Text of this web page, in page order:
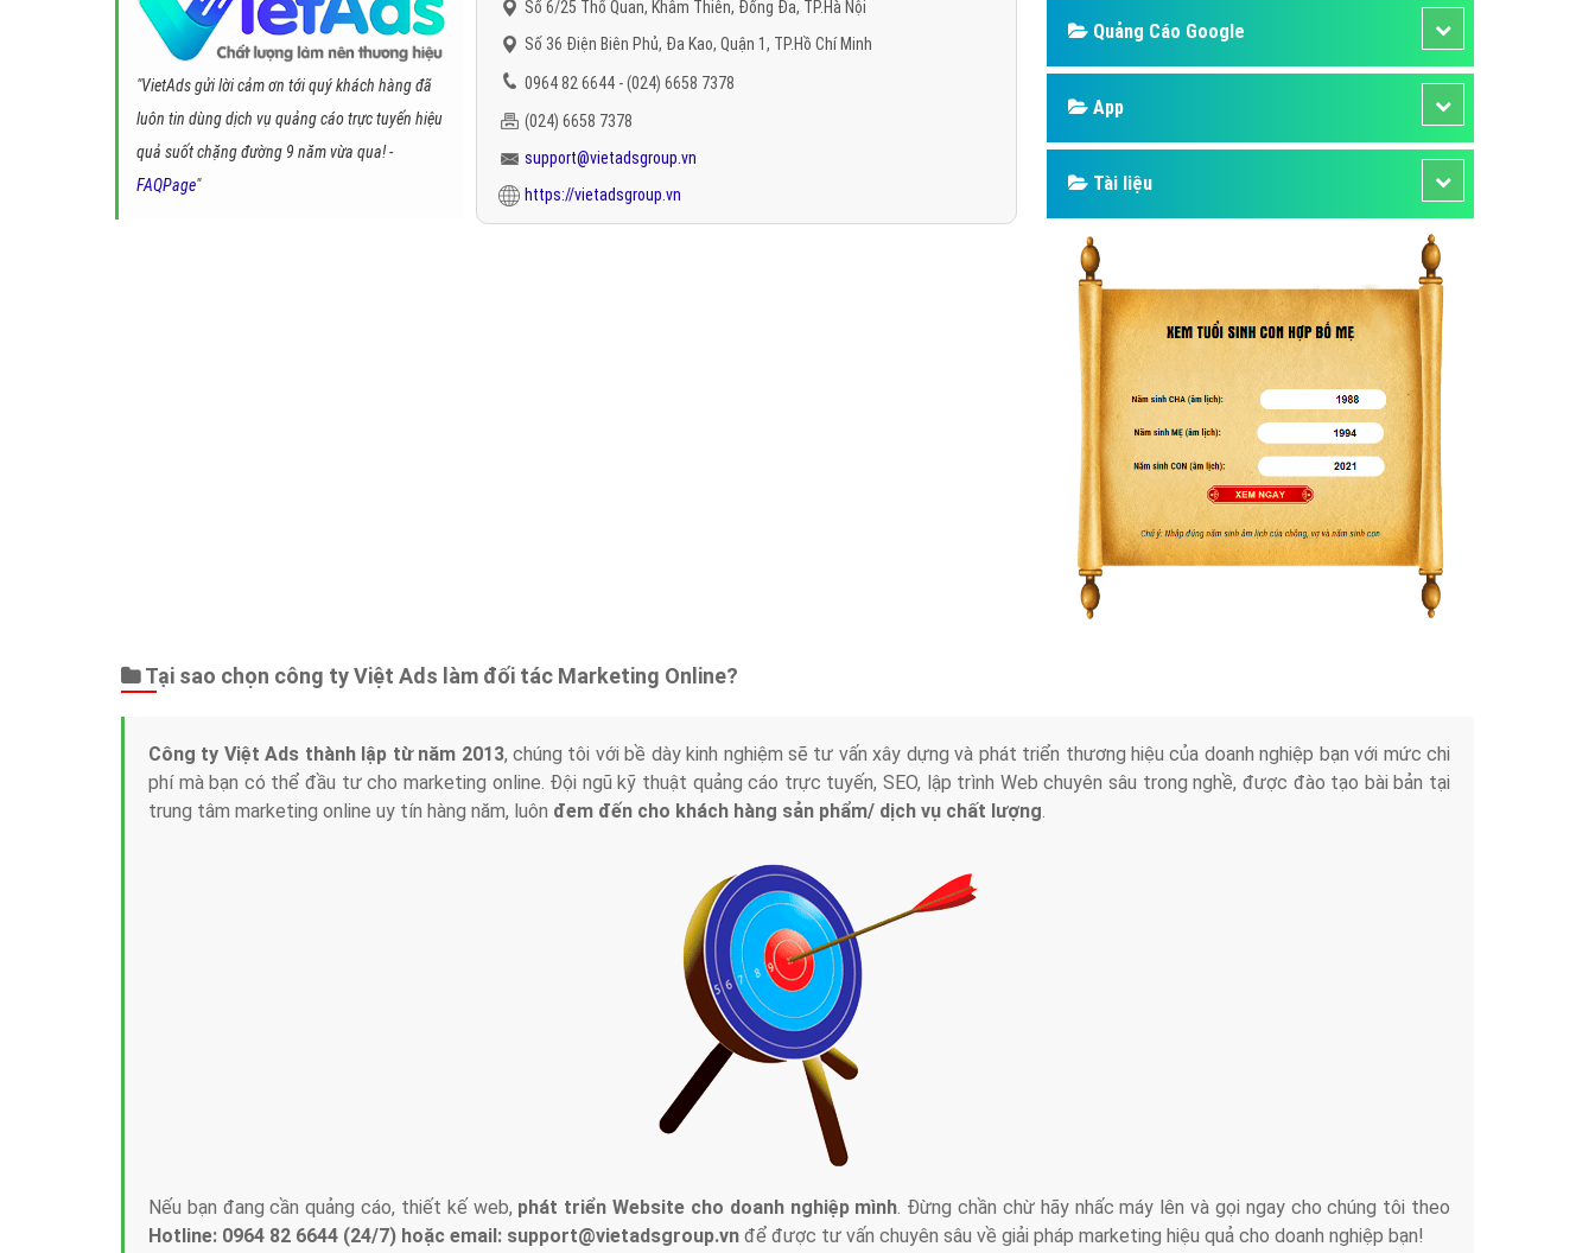
"VietAds gửi lời cảm ơn tới quý khách hàng đã
luôn tin dùng dịch vụ quảng cáo trực tuyến hiệu
quả suốt chặng đường 9 năm vừa qua! -
FAQPage"
Số 6/25 Thổ Quan, Khâm Thiên, Đống Đa, TP.Hà Nội
Số 36 Điện Biên Phủ, Đa Kao, Quận 1, TP.Hồ Chí Minh
0964 82 6644 - (024) 6658 7378
(024) 6658 7378
support@vietadsgroup.vn
https://vietadsgroup.vn
Quảng Cáo Google
App
Tài liệu
Tại sao chọn công ty Việt Ads làm đối tác Marketing Online?
Công ty Việt Ads thành lập từ năm 2013, chúng tôi với bề dày kinh nghiệm sẽ tư vấn xây dựng và phát triển thương hiệu của doanh nghiệp bạn với mức chi
phí mà bạn có thể đầu tư cho marketing online. Đội ngũ kỹ thuật quảng cáo trực tuyến, SEO, lập trình Web chuyên sâu trong nghề, được đào tạo bài bản tại
trung tâm marketing online uy tín hàng năm, luôn đem đến cho khách hàng sản phẩm/ dịch vụ chất lượng
Nếu bạn đang cần quảng cáo, thiết kế web, phát triển Website cho doanh nghiệp mình . Đừng chần chừ hãy nhấc máy lên và gọi ngay cho chúng tôi theo
Hotline: 0964 82 6644 (24/7) hoặc email: support@vietadsgroup.vn để được tư vấn chuyên sâu về giải pháp marketing hiệu quả cho doanh nghiệp bạn!